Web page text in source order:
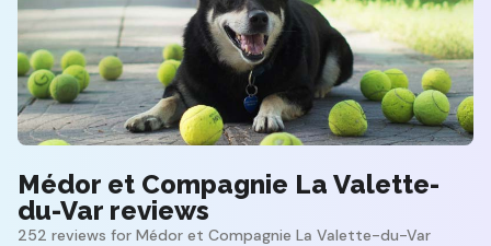
Médor et Compagnie La Valette-
du-Var reviews
252 reviews for Médor et Compagnie La Valette-du-Var